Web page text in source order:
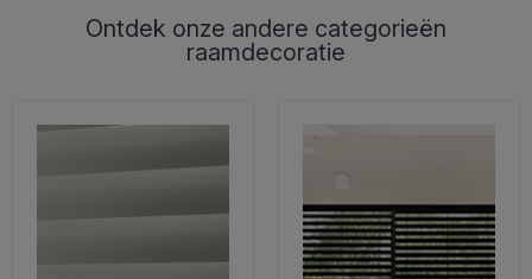
Ontdek onze andere categorieën
raamdecoratie